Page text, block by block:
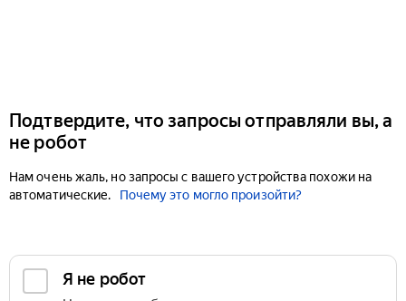
Подтвердите, что запросы отправляли вы, а
не робот
Нам очень жаль, но запросы с вашего устройства похожи на
автоматические.
Почему это могло произойти?